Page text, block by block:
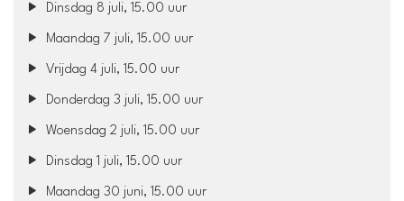
Dinsdag 8 juli, 15.00 uur
Maandag 7 juli, 15.00 uur
Vrijdag 4 juli, 15.00 uur
Donderdag 3 juli, 15.00 uur
Woensdag 2 juli, 15.00 uur
Dinsdag 1 juli, 15.00 uur
Maandag 30 juni, 15.00 uur